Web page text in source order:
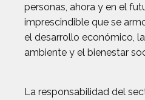
personas, ahora y en el
imprescindible que se
el desarrollo económico,
ambiente y el bienestar
La responsabilidad del